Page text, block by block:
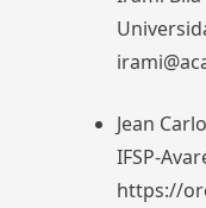
Jean
IFSP-
https://